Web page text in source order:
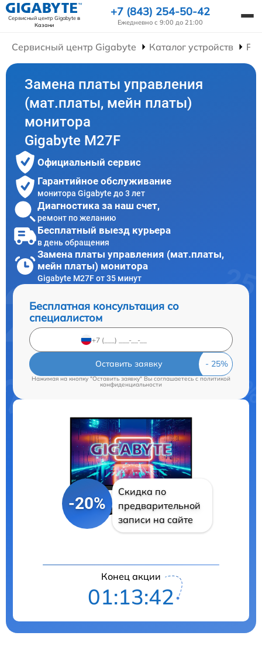
Сервисный центр Gigabyteв
Казани
+7 (843) 254-50-42
Ежедневно с 9:00 до 21:00
Сервисный центр Gigabyte Каталог устройств
Замена платы управления
(мат.платы, мейн платы)
монитора
Gigabyte M27F
Официальный сервис
Гарантийное обслуживание
монитора Gigabyte до 3 лет
Диагностика за наш счет,
ремонт по желанию
Бесплатный выезд курьера
в день обращения
Замена платы управления (мат.платы,
мейн платы) монитора
Gigabyte M27F от 35 минут
Бесплатная консультация со
специалистом
Оставить заявку
Нажимая на кнопку "Оставить заявку" Вы соглашаетесь c политикой
конфиденциальности
-20%
Скидка по
предварительной
записи на сайте
Конец акции
01:13:41